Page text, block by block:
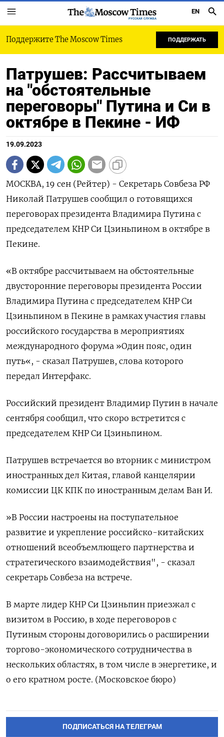
РУССКАЯ СЛУЖБА
EN
Поддержите The Moscow Times ПОДДЕРЖАТЬ
Патрушев: Рассчитываем
на "обстоятельные
переговоры" Путина и Си в
октябре в Пекине - ИФ
19.09.2023
МОСКВА, 19 сен (Рейтер) - Секретарь Совбеза РФ
Николай Патрушев сообщил о готовящихся
переговорах президента Владимира Путина с
председателем КНР Си Цзиньпином в октябре в
Пекине.
«В октябре рассчитываем на обстоятельные
двусторонние переговоры президента России
Владимира Путина с председателем КНР Си
Цзиньпином в Пекине в рамках участия главы
российского государства в мероприятиях
международного форума »Один пояс, один
путь«, - сказал Патрушев, слова которого
передал Интерфакс.
Российский президент Владимир Путин в начале
сентября сообщил, что скоро встретится с
председателем КНР Си Цзиньпином.
Патрушев встречается во вторник с министром
иностранных дел Китая, главой канцелярии
комиссии ЦК КПК по иностранным делам Ван И.
»В России настроены на поступательное
развитие и укрепление российско-китайских
отношений всеобъемлющего партнерства и
стратегического взаимодействия", - сказал
секретарь Совбеза на встрече.
В марте лидер КНР Си Цзиньпин приезжал с
визитом в Россию, в ходе переговоров с
Путиным стороны договорились о расширении
торгово-экономического сотрудничества в
нескольких областях, в том числе в энергетике, и
о его кратном росте. (Московское бюро)
ПОДПИСАТЬСЯ НА ТЕЛЕГРАМ